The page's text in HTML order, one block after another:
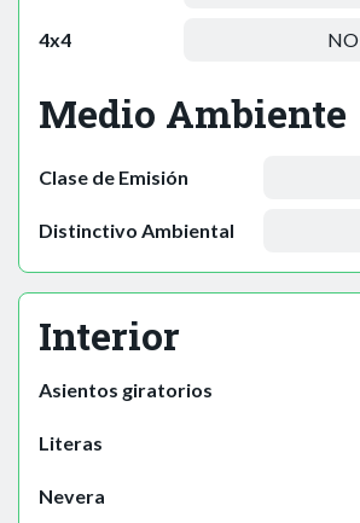
4x4 NO
Medio Ambiente
Clase de Emisión
Distinctivo Ambiental
Interior
Asientos giratorios
Literas
Nevera